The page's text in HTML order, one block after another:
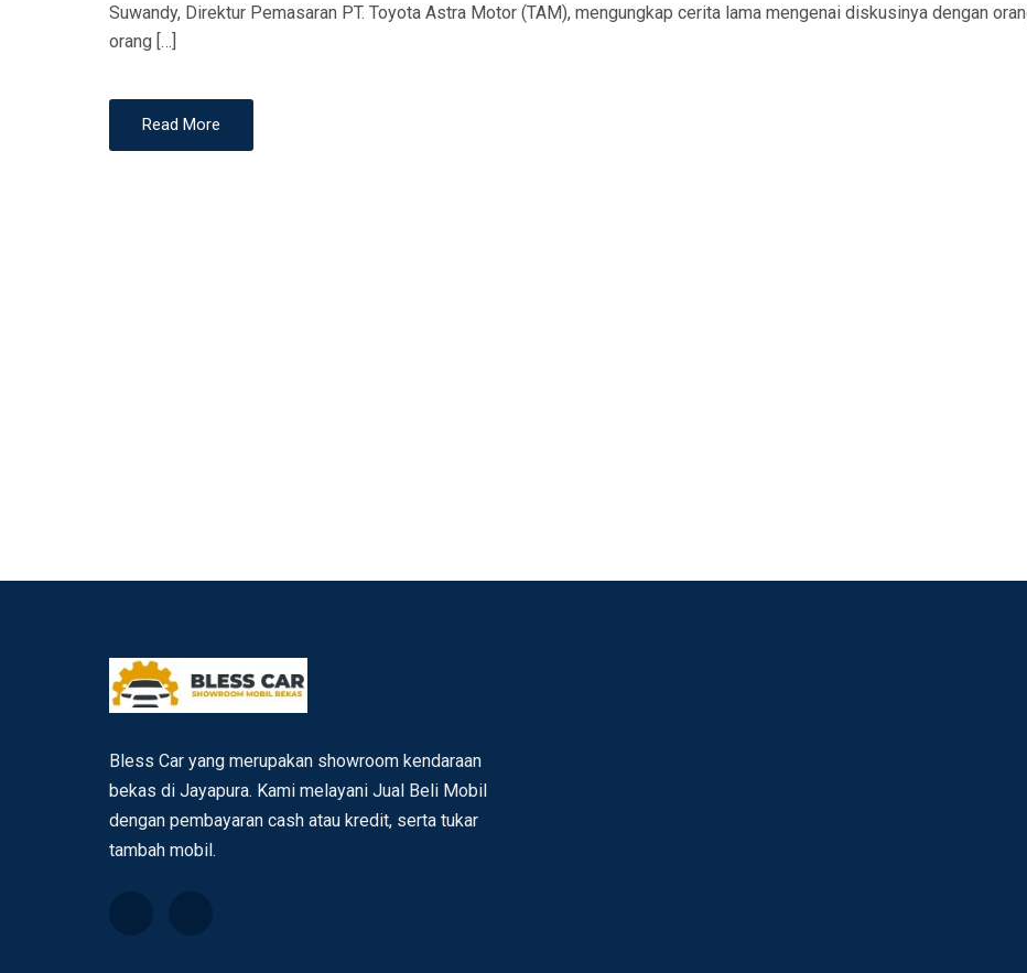
Suwandy, Direktur Pemasaran PT. Toyota Astra Motor (TAM), mengungkap cerita lama mengenai diskusinya dengan
orang […]
Read More
Bless Car yang merupakan showroom kendaraan
bekas di Jayapura. Kami melayani Jual Beli Mobil
dengan pembayaran cash atau kredit, serta tukar
tambah mobil.